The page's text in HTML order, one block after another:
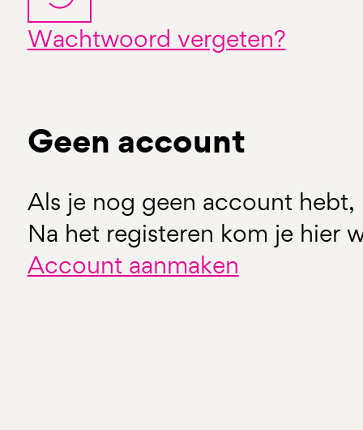
Wachtwoord vergeten?
Geen account
Als je nog geen account hebt,
Na het registeren kom je hier
Account aanmaken